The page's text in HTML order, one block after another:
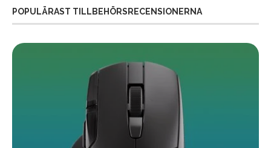
POPULÄRAST TILLBEHÖRSRECENSIONERNA